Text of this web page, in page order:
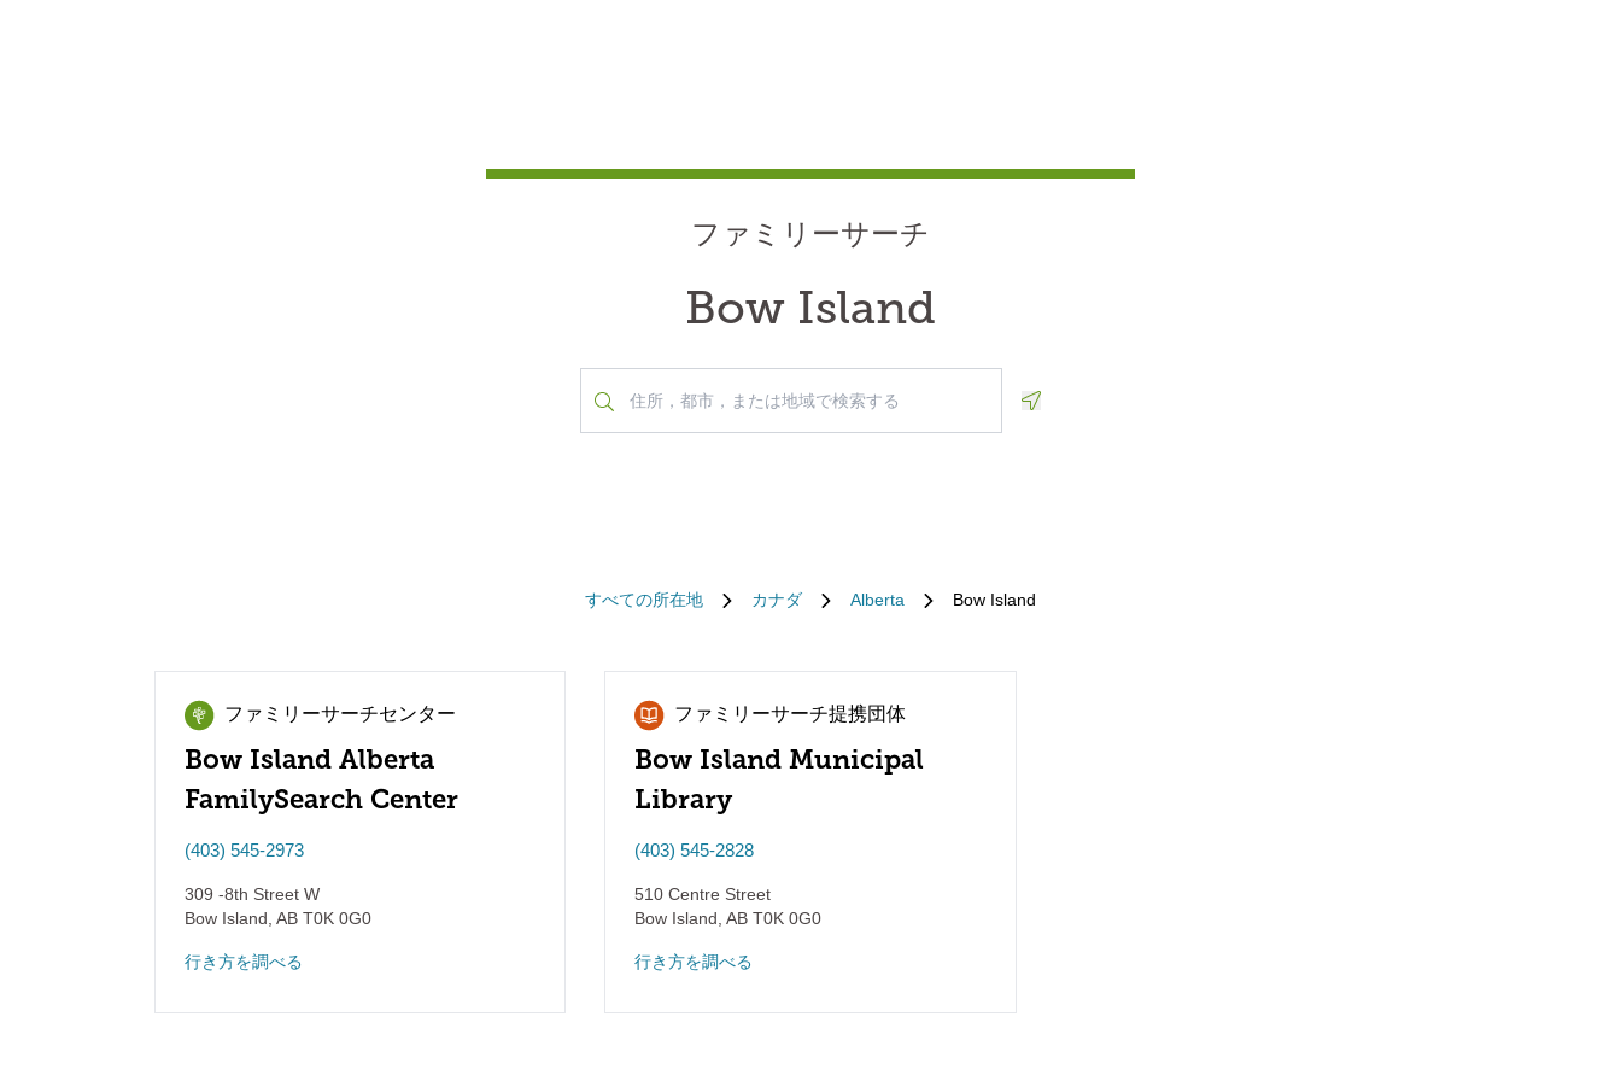
ファミリーサーチ
Bow Island
すべての所在地 カナダ Alberta Bow Island
ファミリーサーチセンター
Bow Island Alberta
FamilySearch Center
(403) 545-2973
309 -8th Street W
Bow Island AB T0K 0G0
行き方を調べる
ファミリーサーチ提携団体
Bow Island Municipal
Library
(403) 545-2828
510 Centre Street
Bow Island AB T0K 0G0
行き方を調べる